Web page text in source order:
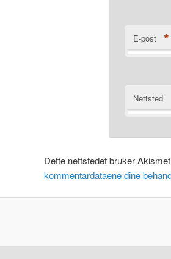
E-post *
Nettsted
Dette nettstedet bruker
kommentardataene dine